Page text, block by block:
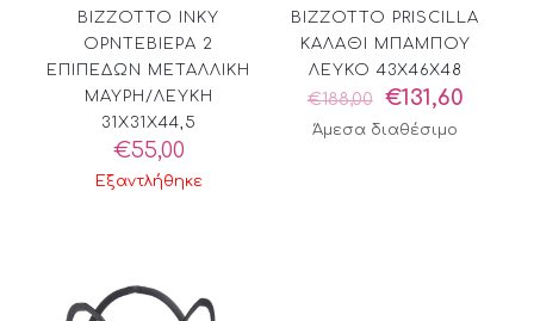
BIZZOTTO INKY
ΟΡΝΤΕΒΙΕΡΑ 2
ΕΠΙΠΕΔΩΝ ΜΕΤΑΛΛΙΚΗ
ΜΑΥΡΗ/ΛΕΥΚΗ
31X31X44,5
€55,00
Εξαντλήθηκε
BIZZOTTO PRISCILLA
ΚΑΛΑΘΙ ΜΠΑΜΠΟΥ
ΛΕΥΚΟ 43X46X48
€188,00
Original
price
was:
€131,60Η
Άμεσα διαθέσιμο